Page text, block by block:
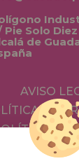
Pie Solo
de
AVISO
DE
DE
Y